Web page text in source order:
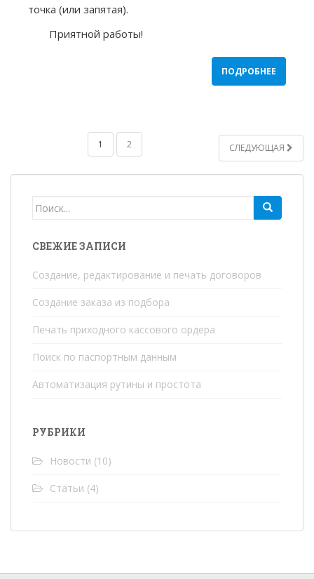
точка (или запятая).
Приятной работы!
ПОДРОБНЕЕ
НАВИГАЦИЯ ПО ЗАПИСЯМ
1 2 СЛЕДУЮЩАЯ
Search for:
СВЕЖИЕ ЗАПИСИ
Создание, редактирование и печать договоров
Создание заказа из подбора
Печать приходного кассового ордера
Поиск по паспортным данным
Автоматизация рутины и простота
РУБРИКИ
Новости (10)
Статьи (4)